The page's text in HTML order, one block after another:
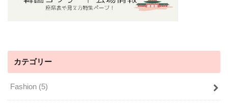
カテゴリー
Fashion (5)